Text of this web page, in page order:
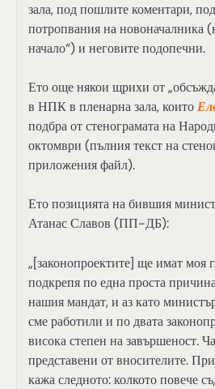
зала, под пошлите коментари,
потропвания на новоначалника
начало“) и неговите подопечни.
Ето още някои щрихи от
в НПК в пленарна зала, които
подбра от стенограмата на
октомври (пълния текст на
приложения файл).
Ето позицията на бившия
Атанас Славов (ПП-ДБ):
„[законопроектите] ще имат моя
подкрепя по една проста
нашия мандат, и аз като
сме работили и по двата
висока степен на завършеност.
представени от вносителите.
кажа следното: колкото повече